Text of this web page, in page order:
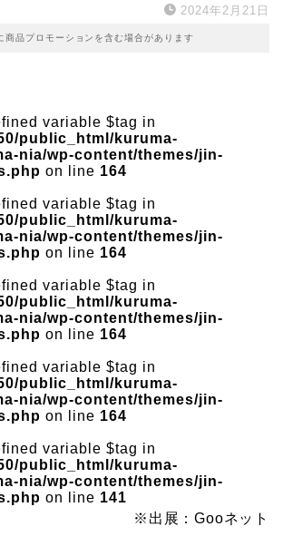
2024年2月21日
商品プロモーションを含む場合があります
variable $tag in
public_html/kuruma-
nia/wp-content/themes/jin-
on line 164
variable $tag in
public_html/kuruma-
nia/wp-content/themes/jin-
on line 164
variable $tag in
public_html/kuruma-
nia/wp-content/themes/jin-
on line 164
variable $tag in
public_html/kuruma-
nia/wp-content/themes/jin-
on line 164
variable $tag in
public_html/kuruma-
nia/wp-content/themes/jin-
on line 141
※出展：Gooネット